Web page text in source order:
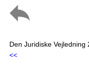
Den Juridiske Vejledning
<<